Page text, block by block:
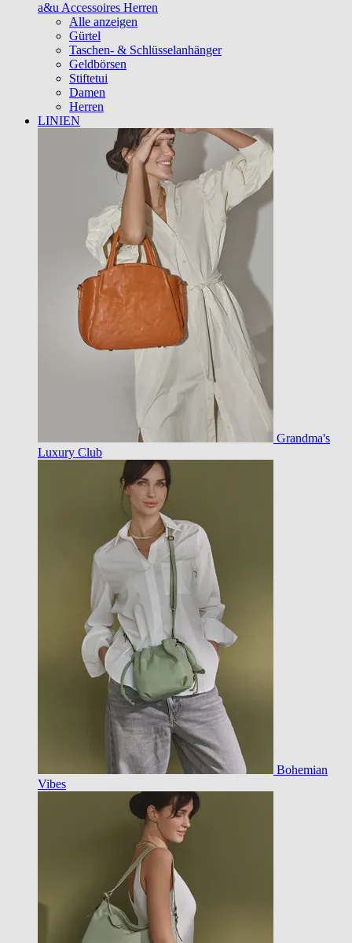
a&u Accessoires Herren
Alle anzeigen
Gürtel
Taschen- & Schlüsselanhänger
Geldbörsen
Stiftetui
Damen
Herren
LINIEN
Grandma's
Luxury Club
Bohemian
Vibes